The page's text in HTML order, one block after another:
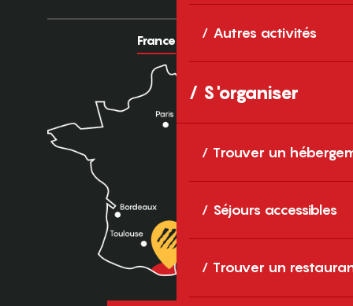
Autres activités
S'organiser
Trouver un
Séjours accessibles
Trouver un
France Europe